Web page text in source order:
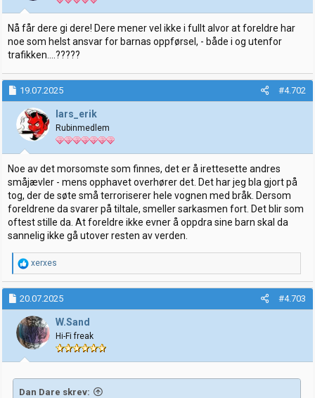
e
r
:
Nå får dere gi dere! Dere mener vel ikke i fullt alvor at foreldre har
noe som helst ansvar for barnas oppførsel, - både i og utenfor
trafikken....?????
19.07.2025 #4.702
lars_erik
Rubinmedlem
Noe av det morsomste som finnes, det er å irettesette andres
småjævler - mens opphavet overhører det. Det har jeg bla gjort på
tog, der de søte små terroriserer hele vognen med bråk. Dersom
foreldrene da svarer på tiltale, smeller sarkasmen fort. Det blir som
oftest stille da. At foreldre ikke evner å oppdra sine barn skal da
sannelig ikke gå utover resten av verden.
R
e
a
k
s
j
o
n
e
r
xerxes
20.07.2025 #4.703
W.Sand
Hi-Fi freak
Dan Dare skrev: